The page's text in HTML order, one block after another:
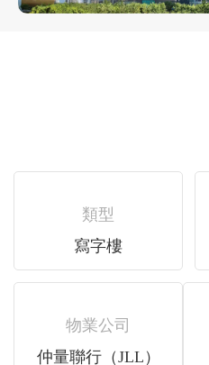
類型
寫字樓
物業公司
仲量聯行（JLL）